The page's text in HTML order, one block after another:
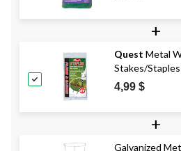
+
Quest Metal
Stakes/Staples
25-pk
4,99 $
+
Galvanized